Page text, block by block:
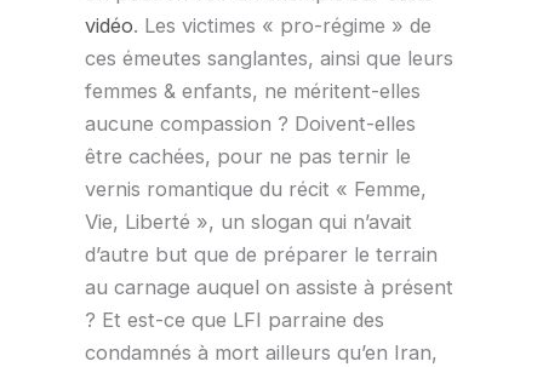
vidéo. Les victimes « pro-régime » de
ces émeutes sanglantes, ainsi que leurs
femmes & enfants, ne méritent-elles
aucune compassion ? Doivent-elles
être cachées, pour ne pas ternir le
vernis romantique du récit « Femme,
Vie, Liberté », un slogan qui n’avait
d’autre but que de préparer le terrain
au carnage auquel on assiste à présent
? Et est-ce que LFI parraine des
condamnés à mort ailleurs qu’en Iran,